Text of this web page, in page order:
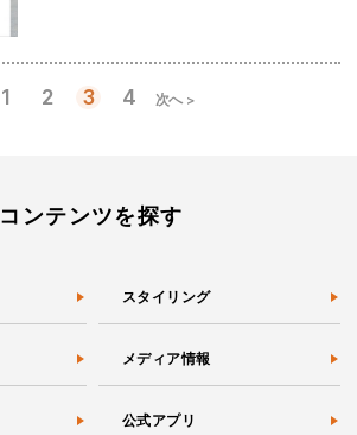
1 2 3 4 次へ >
コンテンツを探す
スタイリング
メディア情報
公式アプリ